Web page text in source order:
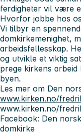
ferdigheter vil være
Hvorfor jobbe hos
Vi tilbyr en
domkirkemenighet,
arbeidsfellesskap.
og utvikle et viktig
prege kirkens
byen.
Les mer om Den
www.kirken.no/
www.kirken.no/
Facebook: Den
domkirke